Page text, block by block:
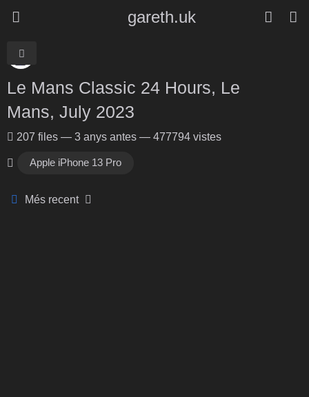
gareth.uk
Le Mans Classic 24 Hours, Le
Mans, July 2023
207 files — 3 anys antes — 477794 vistes
Apple iPhone 13 Pro
Més recent